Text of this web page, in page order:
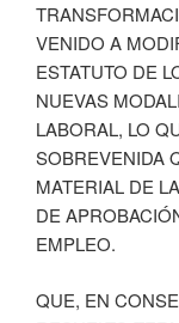
VENIDO A
ESTATUTO DE
NUEVAS
LABORAL, LO
SOBREVENIDA
MATERIAL DE
DE
EMPLEO.
QUE, EN